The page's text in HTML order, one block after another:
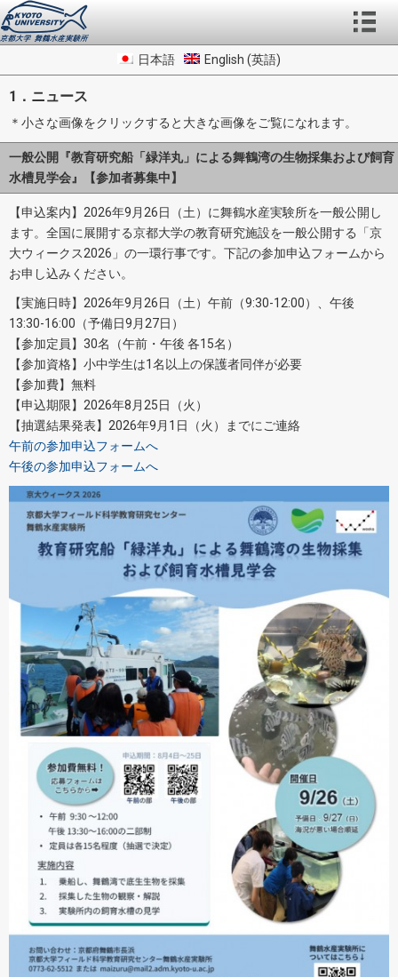
日本語 English (英語)
1．ニュース
＊小さな画像をクリックすると大きな画像をご覧になれます。
一般公開『教育研究船「緑洋丸」による舞鶴湾の生物採集および飼育
水槽見学会』【参加者募集中】
【申込案内】2026年9月26日（土）に舞鶴水産実験所を一般公開し
ます。全国に展開する京都大学の教育研究施設を一般公開する「京
大ウィークス2026」の一環行事です。下記の参加申込フォームから
お申し込みください。
【実施日時】2026年9月26日（土）午前（9:30-12:00）、午後
13:30-16:00（予備日9月27日）
【参加定員】30名（午前・午後 各15名）
【参加資格】小中学生は1名以上の保護者同伴が必要
【参加費】無料
【申込期限】2026年8月25日（火）
【抽選結果発表】2026年9月1日（火）までにご連絡
午前の参加申込フォームへ
午後の参加申込フォームへ